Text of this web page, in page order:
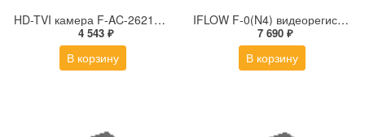
HD-TVI камера F-AC-2621Z(2.7-13.5mm)
4 543 ₽
В корзину
IFLOW F-0(N4) видеорегистратор
7 690 ₽
В корзину